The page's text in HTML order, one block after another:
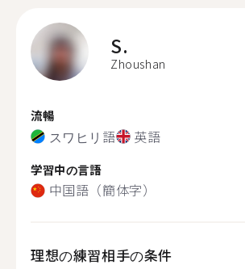
S.
Zhoushan
流暢
スワヒリ語 英語
学習中の言語
中国語（簡体字）
理想の練習相手の条件